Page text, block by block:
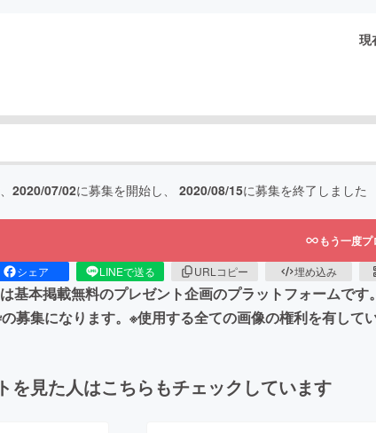
現
2020/07/02に募集を開始し、 2020/08/15に募集を終了しました
もう一度
シェア LINEで送る URLコピー 埋め込み
基本掲載無料のプレゼント企画のプラットフォームで
募集になります。※使用する全ての画像の権利を有してい
を見た人はこちらもチェックしています